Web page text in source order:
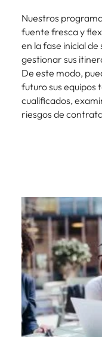
Nuestros
fuente fresca y
en la fase inicial
gestionar sus
De este modo,
futuro sus equipos
cualificados,
riesgos de